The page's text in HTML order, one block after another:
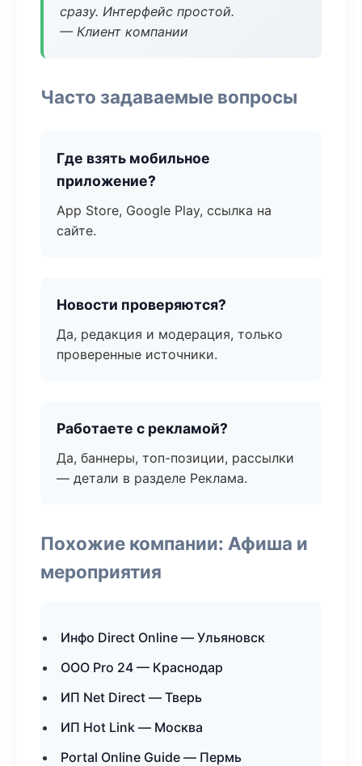
сразу. Интерфейс простой.
— Клиент компании
Часто задаваемые вопросы
Где взять мобильное
приложение?
App Store, Google Play, ссылка на
сайте.
Новости проверяются?
Да, редакция и модерация, только
проверенные источники.
Работаете с рекламой?
Да, баннеры, топ-позиции, рассылки
— детали в разделе Реклама.
Похожие компании: Афиша и
мероприятия
Инфо Direct Online — Ульяновск
ООО Pro 24 — Краснодар
ИП Net Direct — Тверь
ИП Hot Link — Москва
Portal Online Guide — Пермь